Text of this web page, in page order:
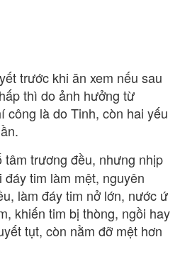
trước khi ăn xem nếu sau
thì do ảnh hưởng từ
công là do Tinh, còn hai yếu
tâm trương đều, nhưng nhịp
tim làm mệt, nguyên
làm đáy tim nở lớn, nước ứ
khiến tim bị thòng, ngồi hay
tụt, còn nằm đỡ mệt hơn